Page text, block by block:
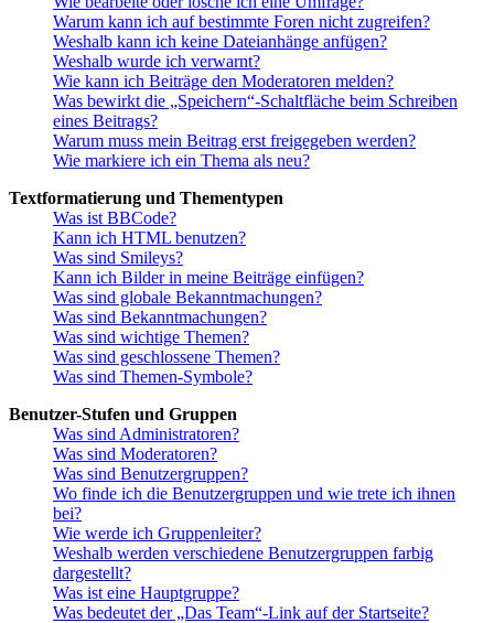
Warum kann ich auf bestimmte Foren nicht zugreifen?
Weshalb kann ich keine Dateianhänge anfügen?
Weshalb wurde ich verwarnt?
Wie kann ich Beiträge den Moderatoren melden?
Was bewirkt die „Speichern“-Schaltfläche beim Schreiben
eines Beitrags?
Warum muss mein Beitrag erst freigegeben werden?
Wie markiere ich ein Thema als neu?
Textformatierung und Thementypen
Was ist BBCode?
Kann ich HTML benutzen?
Was sind Smileys?
Kann ich Bilder in meine Beiträge einfügen?
Was sind globale Bekanntmachungen?
Was sind Bekanntmachungen?
Was sind wichtige Themen?
Was sind geschlossene Themen?
Was sind Themen-Symbole?
Benutzer-Stufen und Gruppen
Was sind Administratoren?
Was sind Moderatoren?
Was sind Benutzergruppen?
Wo finde ich die Benutzergruppen und wie trete ich ihnen
bei?
Wie werde ich Gruppenleiter?
Weshalb werden verschiedene Benutzergruppen farbig
dargestellt?
Was ist eine Hauptgruppe?
Was bedeutet der „Das Team“-Link auf der Startseite?